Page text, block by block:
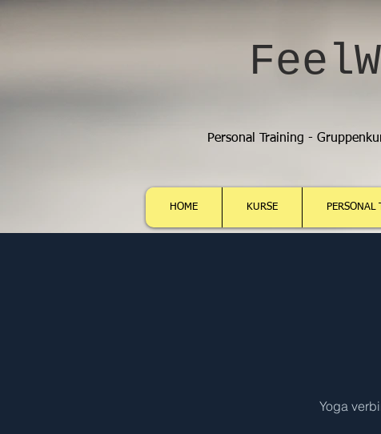
Personal Training -
HOME KURSE
Yoga